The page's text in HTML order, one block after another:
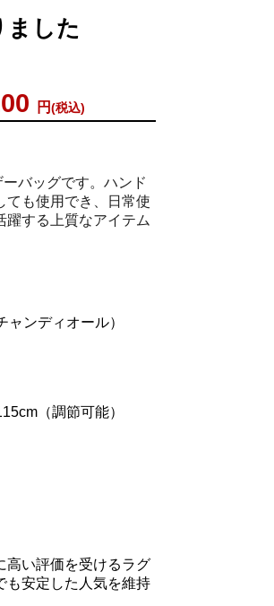
した
円(税込)
バッグです。ハンド
ても使用でき、日常使
躍する上質なアイテム
ンディオール）
（調節可能）
高い評価を受けるラグ
も安定した人気を維持